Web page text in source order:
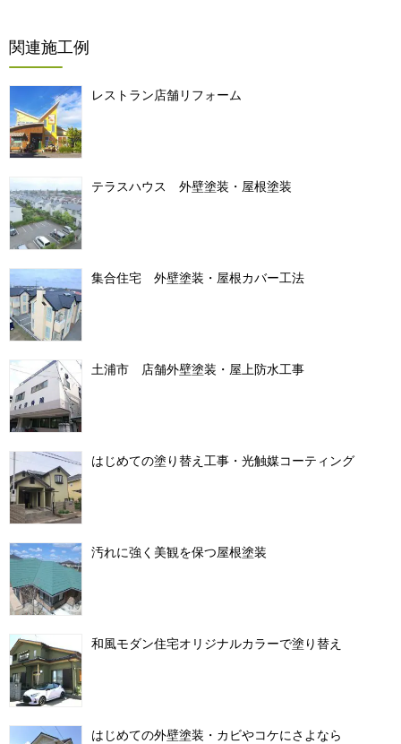
関連施工例
レストラン店舗リフォーム
テラスハウス 外壁塗装・屋根塗装
集合住宅 外壁塗装・屋根カバー工法
土浦市 店舗外壁塗装・屋上防水工事
はじめての塗り替え工事・光触媒コーティング
汚れに強く美観を保つ屋根塗装
和風モダン住宅オリジナルカラーで塗り替え
はじめての外壁塗装・カビやコケにさよなら